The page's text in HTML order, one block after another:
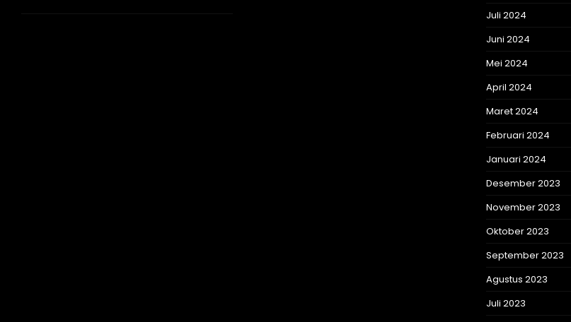
Juli 2024
Juni 2024
Mei 2024
April 2024
Maret 2024
Februari 2024
Januari 2024
Desember 2023
November 2023
Oktober 2023
September 2023
Agustus 2023
Juli 2023